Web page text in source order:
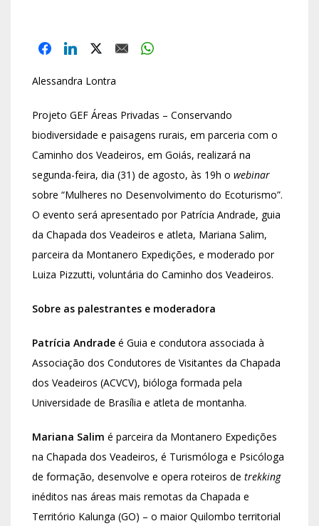
Alessandra Lontra
Projeto GEF Áreas Privadas – Conservando
biodiversidade e paisagens rurais, em parceria com o
Caminho dos Veadeiros, em Goiás, realizará na
segunda-feira, dia (31) de agosto, às 19h o webinar
sobre “Mulheres no Desenvolvimento do Ecoturismo”.
O evento será apresentado por Patrícia Andrade, guia
da Chapada dos Veadeiros e atleta, Mariana Salim,
parceira da Montanero Expedições, e moderado por
Luiza Pizzutti, voluntária do Caminho dos Veadeiros.
Sobre as palestrantes e moderadora
Patrícia Andrade é Guia e condutora associada à
Associação dos Condutores de Visitantes da Chapada
dos Veadeiros (ACVCV), bióloga formada pela
Universidade de Brasília e atleta de montanha.
Mariana Salim é parceira da Montanero Expedições
na Chapada dos Veadeiros, é Turismóloga e Psicóloga
de formação, desenvolve e opera roteiros de trekking
inéditos nas áreas mais remotas da Chapada e
Território Kalunga (GO) – o maior Quilombo territorial